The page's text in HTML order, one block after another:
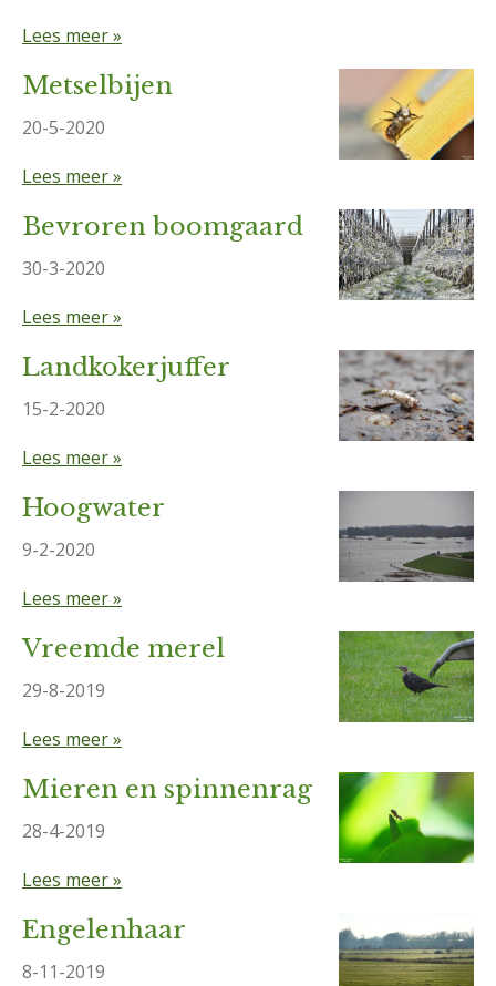
Lees meer »
Metselbijen
20-5-2020
Lees meer »
Bevroren boomgaard
30-3-2020
Lees meer »
Landkokerjuffer
15-2-2020
Lees meer »
Hoogwater
9-2-2020
Lees meer »
Vreemde merel
29-8-2019
Lees meer »
Mieren en spinnenrag
28-4-2019
Lees meer »
Engelenhaar
8-11-2019